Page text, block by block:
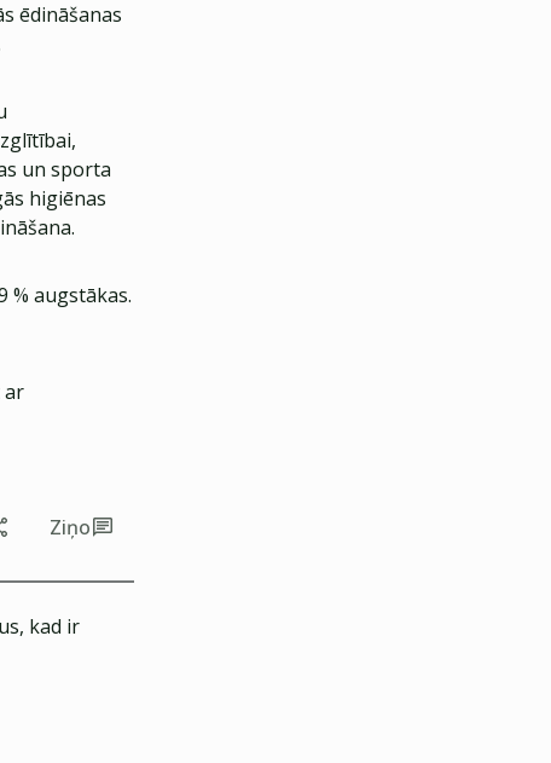
ēdināšanas
un sporta
higiēnas
% augstākas.
ar
Ziņo
kad ir